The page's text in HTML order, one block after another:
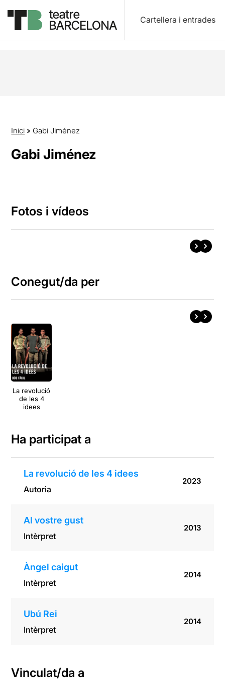
Cartellera i entrades
Inici » Gabi Jiménez
Gabi Jiménez
Fotos i vídeos
Conegut/da per
La revolució
de les 4
idees
Ha participat a
La revolució de les 4 idees
Autoria
2023
Al vostre gust
Intèrpret
2013
Àngel caigut
Intèrpret
2014
Ubú Rei
Intèrpret
2014
Vinculat/da a